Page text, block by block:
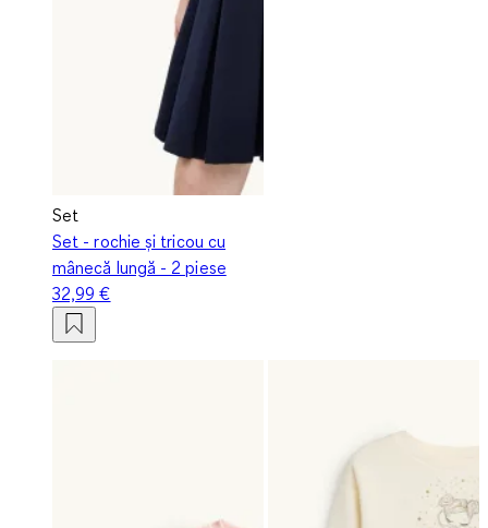
Set
Set - rochie și tricou cu
mânecă lungă - 2 piese
32,99 €